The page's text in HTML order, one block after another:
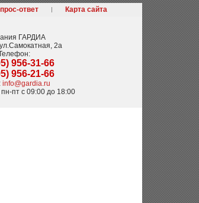
ответ Карта сайта
ГАРДИА
ул.Самокатная, 2а
956-31-66
956-21-66
info@gardia.ru
пн-пт с 09:00 до 18:00